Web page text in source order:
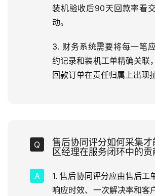
装机验收后90天回款率看
动。
3. 财务系统需要将每一笔
约记录和装机工单精确关联
回款订单在责任归属上出现
售后协同评分如何采集
区经理在服务闭环中的贡
1. 售后协同评分应由售后工
响应时效、一次解决率和客